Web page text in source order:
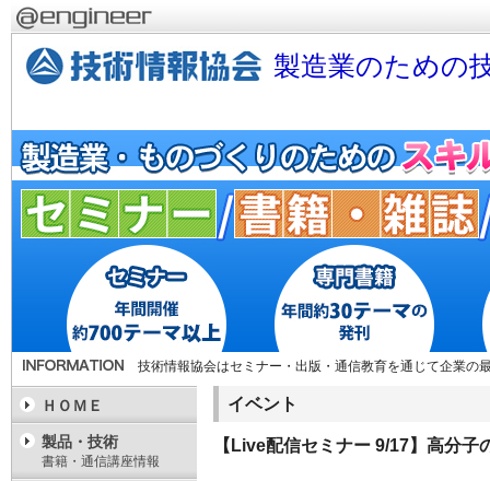
製造業のための
技術情報協会はセミナー・出版・通信教育を通じて企業の
イベント
【Live配信セミナー 9/17】高分
ＨＯＭＥ
製品・技術
書籍・通信講座情報